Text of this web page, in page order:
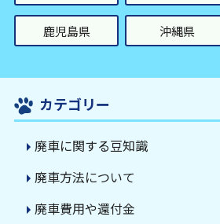
鹿児島県 沖縄県
カテゴリー
廃車に関する豆知識
廃車方法について
廃車費用や還付金